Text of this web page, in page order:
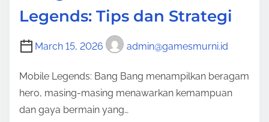
Legends: Tips dan Strategi
March 15, 2026 admin@gamesmurni.id
Mobile Legends: Bang Bang menampilkan beragam
hero, masing-masing menawarkan kemampuan
dan gaya bermain yang…